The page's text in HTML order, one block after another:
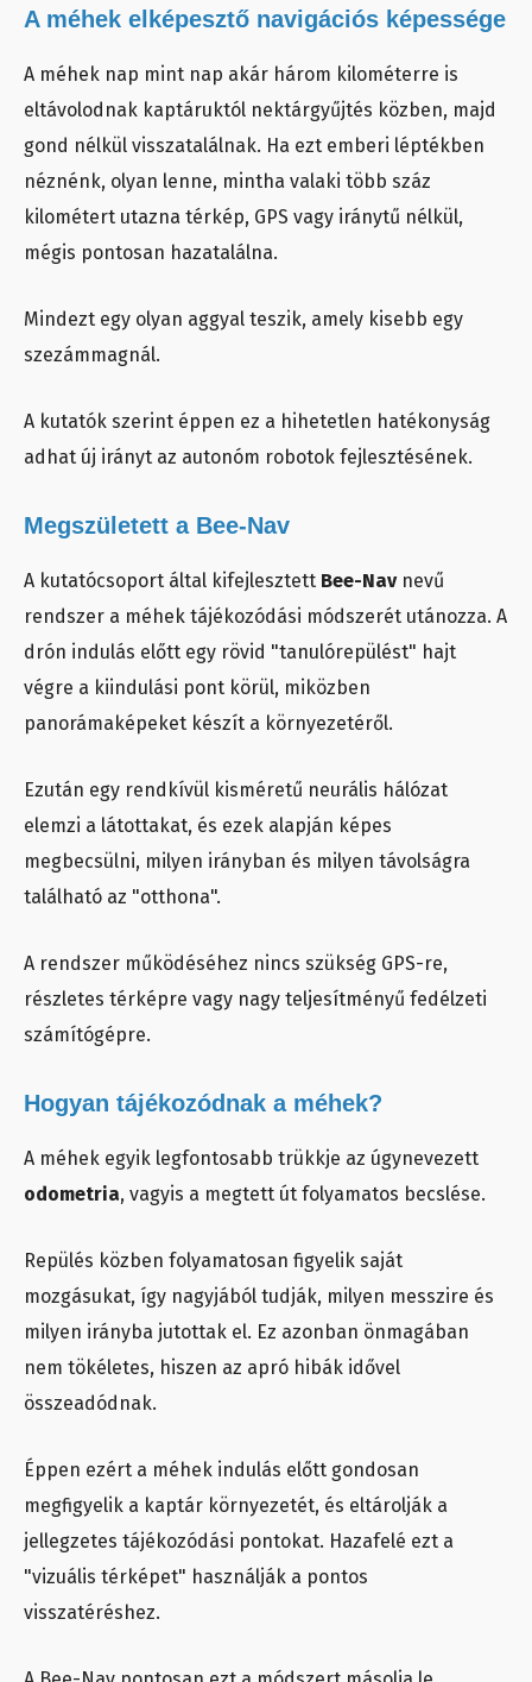
A méhek elképesztő navigációs képessége
A méhek nap mint nap akár három kilométerre is
eltávolodnak kaptáruktól nektárgyűjtés közben, majd
gond nélkül visszatalálnak. Ha ezt emberi léptékben
néznénk, olyan lenne, mintha valaki több száz
kilométert utazna térkép, GPS vagy iránytű nélkül,
mégis pontosan hazatalálna.
Mindezt egy olyan aggyal teszik, amely kisebb egy
szezámmagnál.
A kutatók szerint éppen ez a hihetetlen hatékonyság
adhat új irányt az autonóm robotok fejlesztésének.
Megszületett a Bee-Nav
A kutatócsoport által kifejlesztett Bee-Navnevű
rendszer a méhek tájékozódási módszerét utánozza. A
drón indulás előtt egy rövid "tanulórepülést" hajt
végre a kiindulási pont körül, miközben
panorámaképeket készít a környezetéről.
Ezután egy rendkívül kisméretű neurális hálózat
elemzi a látottakat, és ezek alapján képes
megbecsülni, milyen irányban és milyen távolságra
található az "otthona".
A rendszer működéséhez nincs szükség GPS-re,
részletes térképre vagy nagy teljesítményű fedélzeti
számítógépre.
Hogyan tájékozódnak a méhek?
A méhek egyik legfontosabb trükkje az úgynevezett
odometria, vagyis a megtett út folyamatos becslése.
Repülés közben folyamatosan figyelik saját
mozgásukat, így nagyjából tudják, milyen messzire és
milyen irányba jutottak el. Ez azonban önmagában
nem tökéletes, hiszen az apró hibák idővel
összeadódnak.
Éppen ezért a méhek indulás előtt gondosan
megfigyelik a kaptár környezetét, és eltárolják a
jellegzetes tájékozódási pontokat. Hazafelé ezt a
"vizuális térképet" használják a pontos
visszatéréshez.